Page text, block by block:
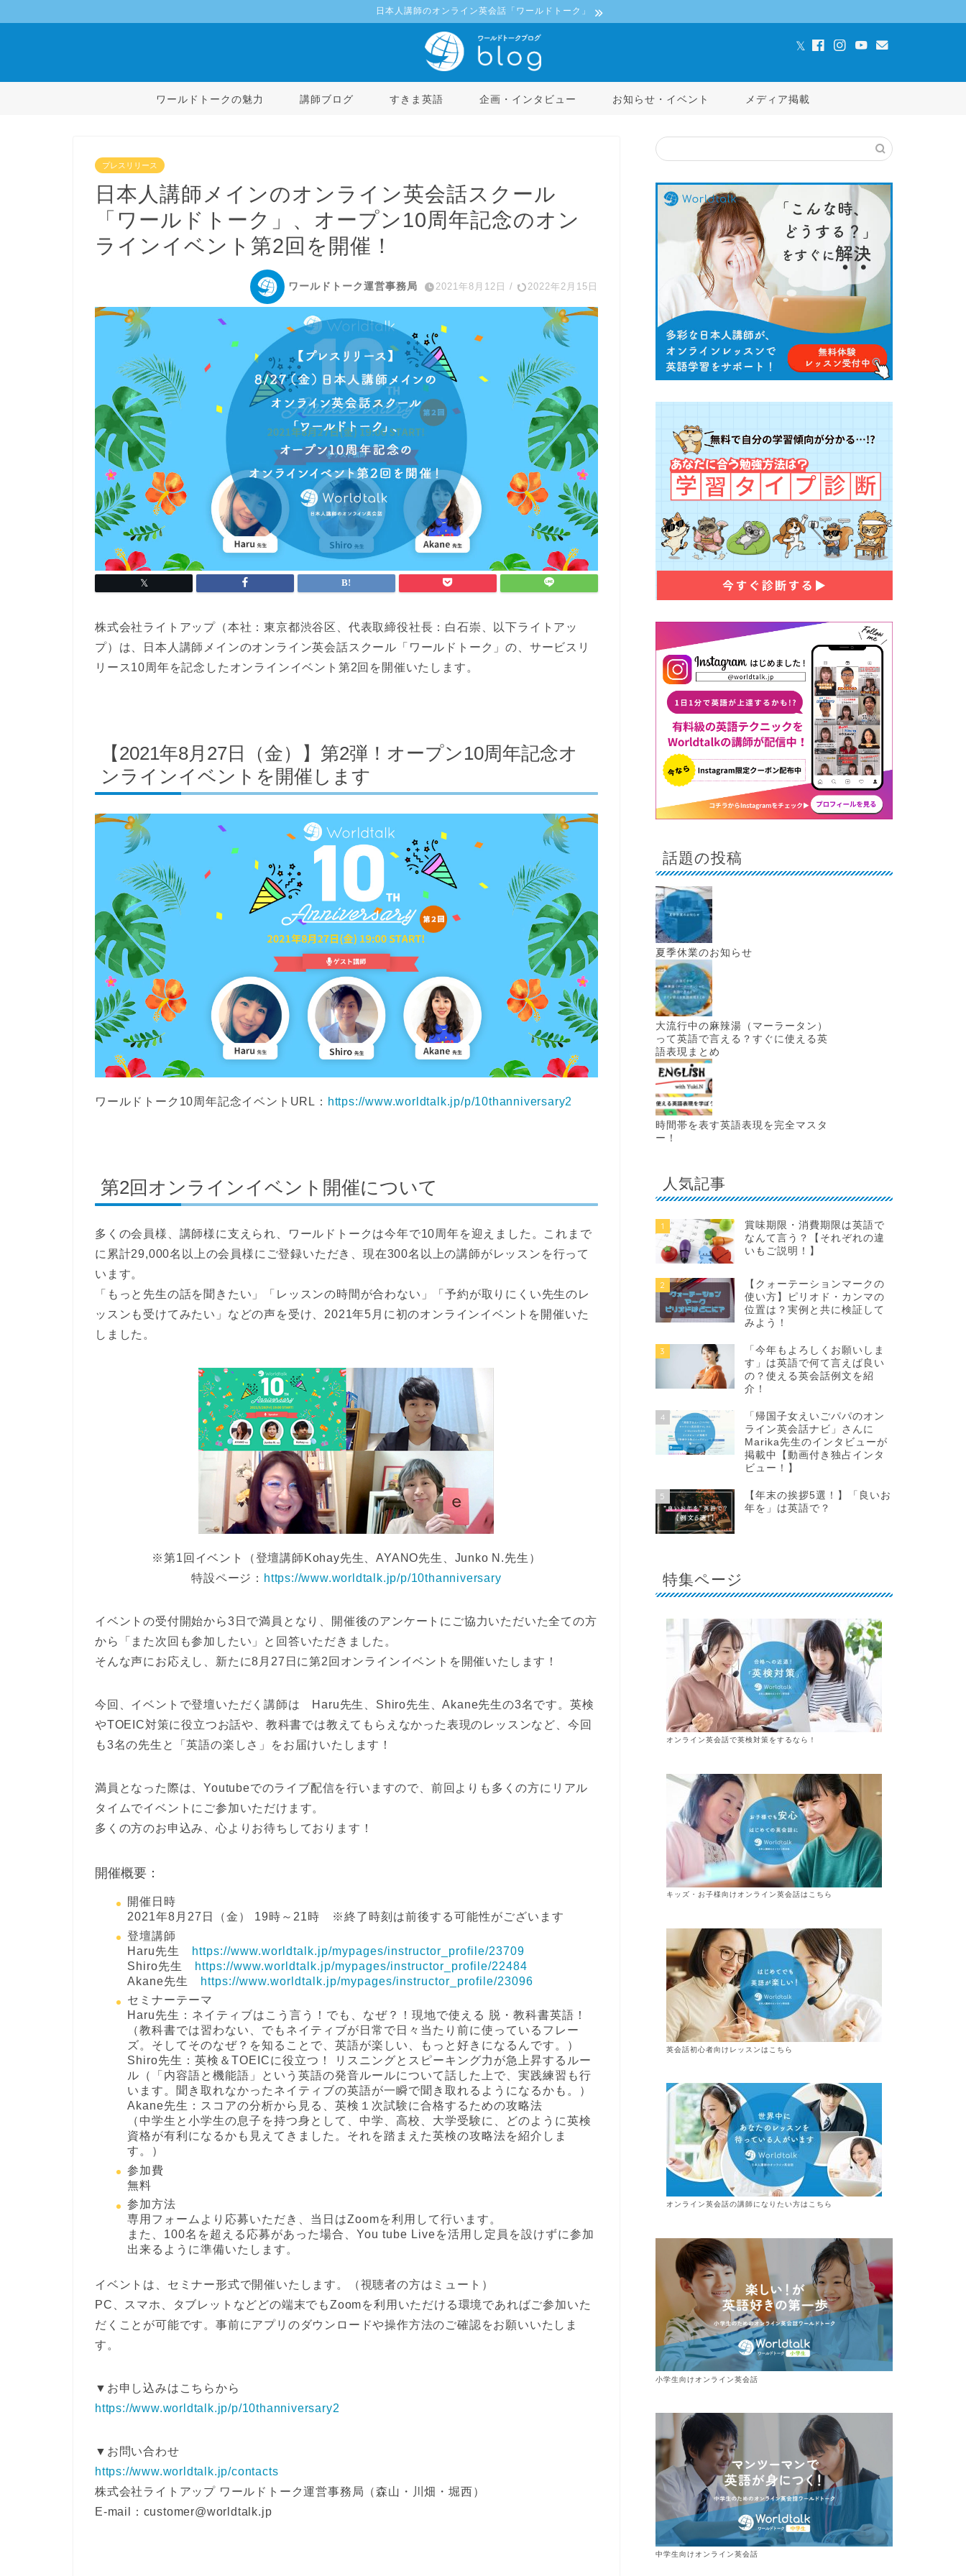
日本人講師のオンライン英会話「ワールドトーク」
ワールドトークの魅力 講師ブログ すきま英語 企画・インタビュー お知らせ・イベント メディア掲載
プレスリリース
日本人講師メインのオンライン英会話スクール
「ワールドトーク」、オープン10周年記念のオン
ラインイベント第2回を開催！
ワールドトーク運営事務局 2021年8月12日 / 2022年2月15日
株式会社ライトアップ（本社：東京都渋谷区、代表取締役社長：白石崇、以下ライトアッ
プ）は、日本人講師メインのオンライン英会話スクール「ワールドトーク」の、サービスリ
リース10周年を記念したオンラインイベント第2回を開催いたします。
【2021年8月27日（金）】第2弾！オープン10周年記念オ
ンラインイベントを開催します
ワールドトーク10周年記念イベントURL： https://www.worldtalk.jp/p/10thanniversary2
第2回オンラインイベント開催について
多くの会員様、講師様に支えられ、ワールドトークは今年で10周年を迎えました。これまで
に累計29,000名以上の会員様にご登録いただき、現在300名以上の講師がレッスンを行って
います。
「もっと先生の話を聞きたい」「レッスンの時間が合わない」「予約が取りにくい先生のレ
ッスンも受けてみたい」などの声を受け、2021年5月に初のオンラインイベントを開催いた
しました。
※第1回イベント（登壇講師Kohay先生、AYANO先生、Junko N.先生）
特設ページ： https://www.worldtalk.jp/p/10thanniversary
イベントの受付開始から3日で満員となり、開催後のアンケートにご協力いただいた全ての方
から「また次回も参加したい」と回答いただきました。
そんな声にお応えし、新たに8月27日に第2回オンラインイベントを開催いたします！
今回、イベントで登壇いただく講師は Haru先生、Shiro先生、Akane先生の3名です。英検
やTOEIC対策に役立つお話や、教科書では教えてもらえなかった表現のレッスンなど、今回
も3名の先生と「英語の楽しさ」をお届けいたします！
満員となった際は、Youtubeでのライブ配信を行いますので、前回よりも多くの方にリアル
タイムでイベントにご参加いただけます。
多くの方のお申込み、心よりお待ちしております！
開催概要：
開催日時
2021年8月27日（金） 19時～21時 ※終了時刻は前後する可能性がございます
登壇講師
Haru先生
https://www.worldtalk.jp/mypages/instructor_profile/23709
Shiro先生
https://www.worldtalk.jp/mypages/instructor_profile/22484
Akane先生
https://www.worldtalk.jp/mypages/instructor_profile/23096
セミナーテーマ
Haru先生：ネイティブはこう言う！でも、なぜ？！現地で使える 脱・教科書英語！
（教科書では習わない、でもネイティブが日常で日々当たり前に使っているフレー
ズ。そしてそのなぜ？を知ることで、英語が楽しい、もっと好きになるんです。）
Shiro先生：英検＆TOEICに役立つ！ リスニングとスピーキング力が急上昇するルー
ル （「内容語と機能語」という英語の発音ルールについて話した上で、実践練習も行
います。聞き取れなかったネイティブの英語が一瞬で聞き取れるようになるかも。）
Akane先生：スコアの分析から見る、英検１次試験に合格するための攻略法
（中学生と小学生の息子を持つ身として、中学、高校、大学受験に、どのように英検
資格が有利になるかも見えてきました。それを踏まえた英検の攻略法を紹介しま
す。）
参加費
無料
参加方法
専用フォームより応募いただき、当日はZoomを利用して行います。
また、100名を超える応募があった場合、You tube Liveを活用し定員を設けずに参加
出来るように準備いたします。
イベントは、セミナー形式で開催いたします。（視聴者の方はミュート）
PC、スマホ、タブレットなどどの端末でもZoomを利用いただける環境であればご参加いた
だくことが可能です。事前にアプリのダウンロードや操作方法のご確認をお願いいたしま
す。
▼お申し込みはこちらから
https://www.worldtalk.jp/p/10thanniversary2
▼お問い合わせ
https://www.worldtalk.jp/contacts
株式会社ライトアップ ワールドトーク運営事務局（森山・川畑・堀西）
E-mail：customer@worldtalk.jp
話題の投稿
夏季休業のお知らせ
大流行中の麻辣湯（マーラータン）
って英語で言える？すぐに使える英
語表現まとめ
時間帯を表す英語表現を完全マスタ
ー！
人気記事
1
賞味期限・消費期限は英語で
なんて言う？【それぞれの違
いもご説明！】
2
【クォーテーションマークの
使い方】ピリオド・カンマの
位置は？実例と共に検証して
みよう！
3
「今年もよろしくお願いしま
す」は英語で何て言えば良い
の？使える英会話例文を紹
介！
4
「帰国子女えいごパパのオン
ライン英会話ナビ」さんに
Marika先生のインタビューが
掲載中【動画付き独占インタ
ビュー！】
5
【年末の挨拶5選！】「良いお
年を」は英語で？
特集ページ
オンライン英会話で英検対策をするなら！
キッズ・お子様向けオンライン英会話はこちら
英会話初心者向けレッスンはこちら
オンライン英会話の講師になりたい方はこちら
小学生向けオンライン英会話
中学生向けオンライン英会話